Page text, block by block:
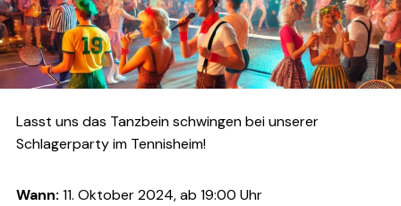
Lasst uns das Tanzbein schwingen bei unserer
Schlagerparty im Tennisheim!
Wann: 11. Oktober 2024, ab 19:00 Uhr